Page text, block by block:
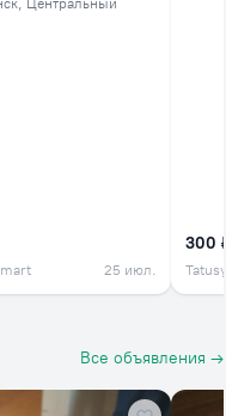
, Центральный
25 июл.
300
Все объявления →